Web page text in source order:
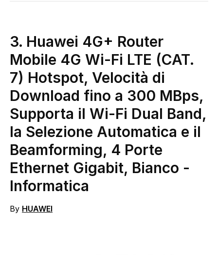
3. Huawei 4G+ Router
Mobile 4G Wi-Fi LTE (CAT.
7) Hotspot, Velocità di
Download fino a 300 MBps,
Supporta il Wi-Fi Dual Band,
la Selezione Automatica e il
Beamforming, 4 Porte
Ethernet Gigabit, Bianco -
Informatica
By HUAWEI